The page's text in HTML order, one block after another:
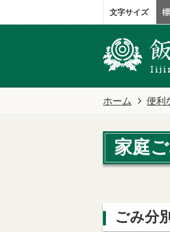
文字サイズ
ホーム 便利
家庭
ごみ分